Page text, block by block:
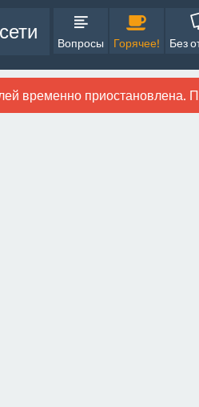
Вопросы Горячее! Без
временно приостановлена.